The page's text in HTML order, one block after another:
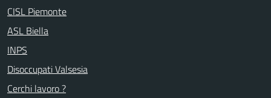
CISL Piemonte
ASL Biella
INPS
Disoccupati Valsesia
Cerchi lavoro ?